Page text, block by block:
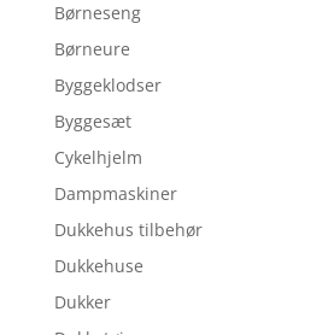
Børneseng
Børneure
Byggeklodser
Byggesæt
Cykelhjelm
Dampmaskiner
Dukkehus tilbehør
Dukkehuse
Dukker